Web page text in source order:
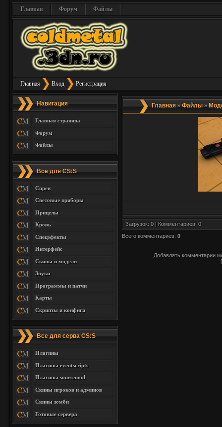
Главная Форум Файлы
Главная Вход Регистрация
Навигация
Главная страница
Форум
Файлы
Все для CS:S
Спреи
Световые приборы
Прицелы
Кровь
Спецэфекты
Интерфейс
Скины и модели
Звуки
Программы и патчи
Карты
Скрипты и конфиги
Все для серва CS:S
Плагины
Плагины eventscripts
Плагины soursemod
Скины игроков и админов
Скины зомби
Готовые сервера
Главная»Файлы»
Загрузок: 0 | Комментариев: 0
Всего комментариев: 0
Добавлять комментарии